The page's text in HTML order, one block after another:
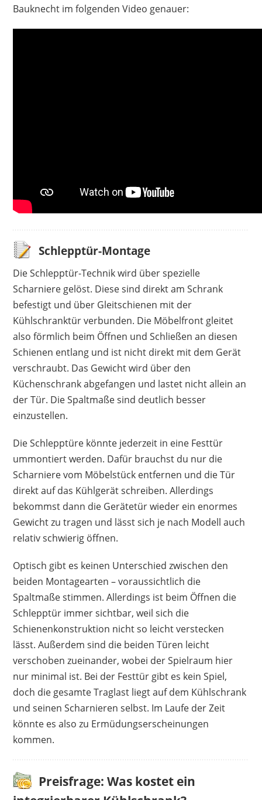
Bauknecht im folgenden Video genauer:
Schlepptür-Montage
Die Schlepptür-Technik wird über spezielle
Scharniere gelöst. Diese sind direkt am Schrank
befestigt und über Gleitschienen mit der
Kühlschranktür verbunden. Die Möbelfront gleitet
also förmlich beim Öffnen und Schließen an diesen
Schienen entlang und ist nicht direkt mit dem Gerät
verschraubt. Das Gewicht wird über den
Küchenschrank abgefangen und lastet nicht allein an
der Tür. Die Spaltmaße sind deutlich besser
einzustellen.
Die Schlepptüre könnte jederzeit in eine Festtür
ummontiert werden. Dafür brauchst du nur die
Scharniere vom Möbelstück entfernen und die Tür
direkt auf das Kühlgerät schreiben. Allerdings
bekommst dann die Gerätetür wieder ein enormes
Gewicht zu tragen und lässt sich je nach Modell auch
relativ schwierig öffnen.
Optisch gibt es keinen Unterschied zwischen den
beiden Montagearten – voraussichtlich die
Spaltmaße stimmen. Allerdings ist beim Öffnen die
Schlepptür immer sichtbar, weil sich die
Schienenkonstruktion nicht so leicht verstecken
lässt. Außerdem sind die beiden Türen leicht
verschoben zueinander, wobei der Spielraum hier
nur minimal ist. Bei der Festtür gibt es kein Spiel,
doch die gesamte Traglast liegt auf dem Kühlschrank
und seinen Scharnieren selbst. Im Laufe der Zeit
könnte es also zu Ermüdungserscheinungen
kommen.
Preisfrage: Was kostet ein